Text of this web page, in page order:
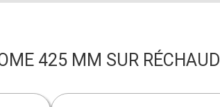
425 MM SUR RÉCHAUD